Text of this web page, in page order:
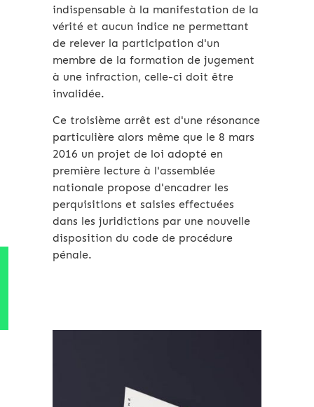
indispensable à la manifestation de la
vérité et aucun indice ne permettant
de relever la participation d'un
membre de la formation de jugement
à une infraction, celle-ci doit être
invalidée.
Ce troisième arrêt est d'une résonance
particulière alors même que le 8 mars
2016 un projet de loi adopté en
première lecture à l'assemblée
nationale propose d'encadrer les
perquisitions et saisies effectuées
dans les juridictions par une nouvelle
disposition du code de procédure
pénale.